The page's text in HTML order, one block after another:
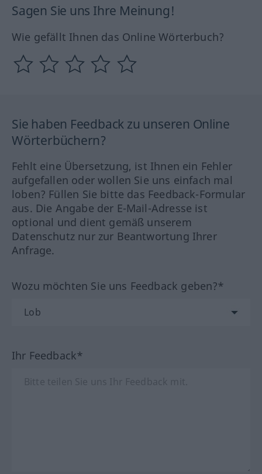
Sagen Sie uns Ihre Meinung!
Wie gefällt Ihnen das Online Wörterbuch?
Sie haben Feedback zu unseren Online
Wörterbüchern?
Fehlt eine Übersetzung, ist Ihnen ein Fehler
aufgefallen oder wollen Sie uns einfach mal
loben? Füllen Sie bitte das Feedback-Formular
aus. Die Angabe der E-Mail-Adresse ist
optional und dient gemäß unserem
Datenschutz nur zur Beantwortung Ihrer
Anfrage.
Wozu möchten Sie uns Feedback geben?*
Ihr Feedback*